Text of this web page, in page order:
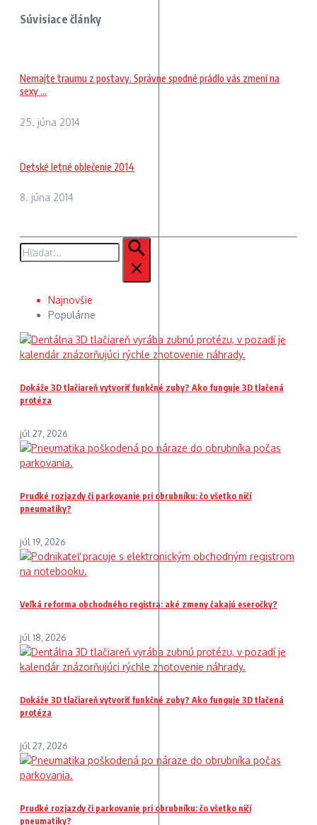
Súvisiace články
Nemajte traumu z postavy. Správne spodné prádlo vás zmení na
sexy ...
25. júna 2014
Detské letné oblečenie 2014
8. júna 2014
Hľadať:
Najnovšie
Populárne
Dokáže 3D tlačiareň vytvoriť funkčné zuby? Ako funguje 3D tlačená
protéza
júl 27, 2026
Prudké rozjazdy či parkovanie pri obrubníku: čo všetko ničí
pneumatiky?
júl 19, 2026
Veľká reforma obchodného registra: aké zmeny čakajú eseročky?
júl 18, 2026
Dokáže 3D tlačiareň vytvoriť funkčné zuby? Ako funguje 3D tlačená
protéza
júl 27, 2026
Prudké rozjazdy či parkovanie pri obrubníku: čo všetko ničí
pneumatiky?